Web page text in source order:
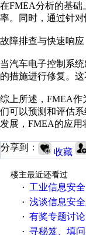
在FMEA分析的基础
率。同时，通过针
故障排查与快速响应
当汽车电子控制系
的措施进行修复。
综上所述，FMEA作
们可以预测和评估
发展，FMEA的应
分享到： 收藏
楼主最近还看过
·
工业信息安
· 浅谈信息安
· 有奖专题讨论：面对低
· 寻秘笈、填